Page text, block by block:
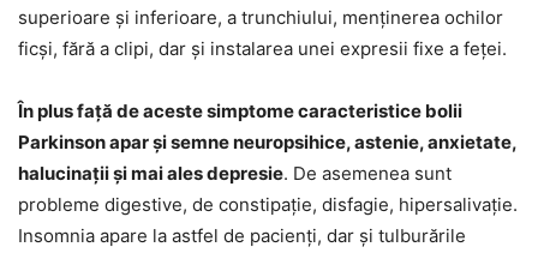
superioare și inferioare, a trunchiului, menținerea ochilor
ficși, fără a clipi, dar și instalarea unei expresii fixe a feței.
În plus față de aceste simptome caracteristice bolii
Parkinson apar și semne neuropsihice, astenie, anxietate,
halucinații și mai ales depresie. De asemenea sunt
probleme digestive, de constipație, disfagie, hipersalivație.
Insomnia apare la astfel de pacienți, dar și tulburările